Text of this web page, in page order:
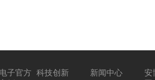
子官方 科技创新 新闻中心
安